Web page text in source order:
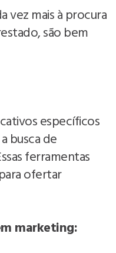
vez mais à procura
são bem
específicos
busca de
ferramentas
ofertar
marketing: